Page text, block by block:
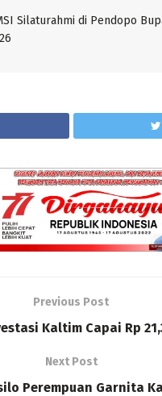
Silaturahmi di Pendopo
Previous Post
Kaltim Capai Rp
Next Post
Perempuan Garnita